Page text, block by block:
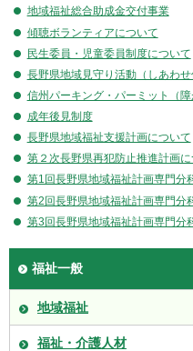
地域福祉総合助成金交付事業
傾聴ボランティアについて
民生委員・児童委員制度について
長野県地域見守り活動（しあわ
信州パーキング・パーミット（
成年後見制度
長野県地域福祉支援計画について
第２次長野県再犯防止推進計画に
第1回長野県地域福祉計画専門分
第2回長野県地域福祉計画専門分
第3回長野県地域福祉計画専門分
福祉一般
地域福祉
福祉・介護人材